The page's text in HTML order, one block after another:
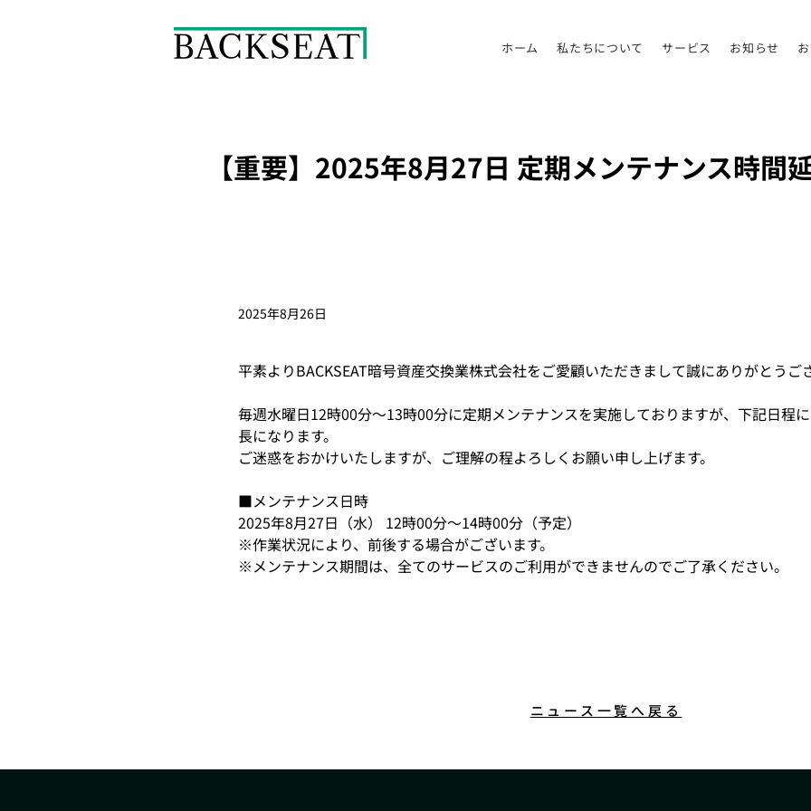
ホーム 私たちについて サービス お知らせ
【重要】2025年8月27日 定期メンテナンス時間
2025年8月26日
平素よりBACKSEAT暗号資産交換業株式会社をご愛顧いただきまして誠にありがとうご
毎週水曜日12時00分～13時00分に定期メンテナンスを実施しておりますが、下記日程
長になります。
ご迷惑をおかけいたしますが、ご理解の程よろしくお願い申し上げます。
■メンテナンス日時
2025年8月27日（水） 12時00分～14時00分（予定）
※作業状況により、前後する場合がございます。
※メンテナンス期間は、全てのサービスのご利用ができませんのでご了承ください。
ニュース一覧へ戻る